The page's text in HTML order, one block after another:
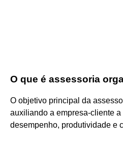
O que é assessoria
O objetivo principal da
auxiliando a empresa-cliente
desempenho, produtividade e